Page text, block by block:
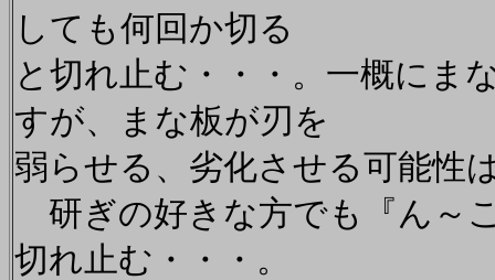
しても何回か切る
と切れ止む・・・。一概にま
すが、まな板が刃を
弱らせる、劣化させる可能性
研ぎの好きな方でも『ん～
切れ止む・・・。